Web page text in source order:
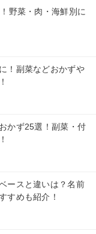
野菜・肉・海鮮別に
！副菜などおかずや
かず25選！副菜・付
ースと違いは？名前
すめも紹介！